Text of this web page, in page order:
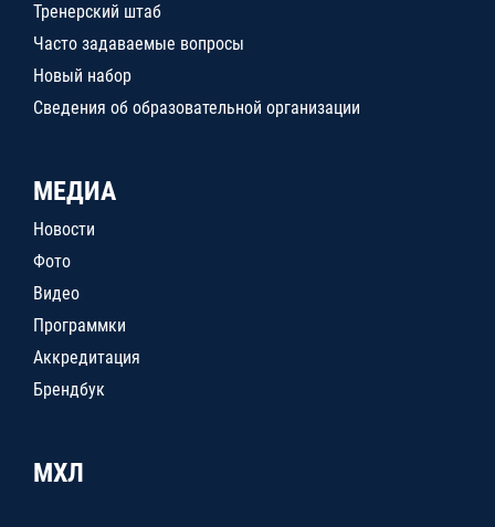
Тренерский штаб
Часто задаваемые вопросы
Новый набор
Сведения об образовательной организации
МЕДИА
Новости
Фото
Видео
Программки
Аккредитация
Брендбук
МХЛ